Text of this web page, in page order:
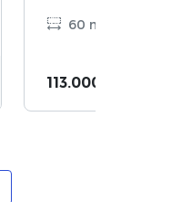
60 mp
113.000 EUR